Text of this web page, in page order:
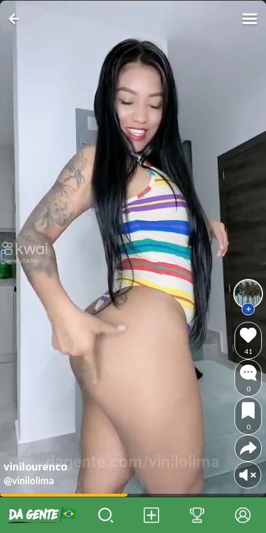
vinilourenco
@vinilolima
41
0
0